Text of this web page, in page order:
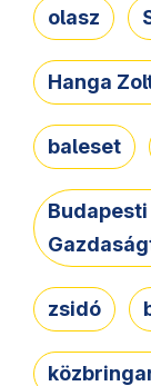
olasz
Hanga
baleset
zsidó